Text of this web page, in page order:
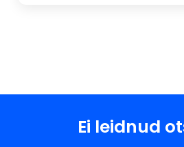
Ei leidnud